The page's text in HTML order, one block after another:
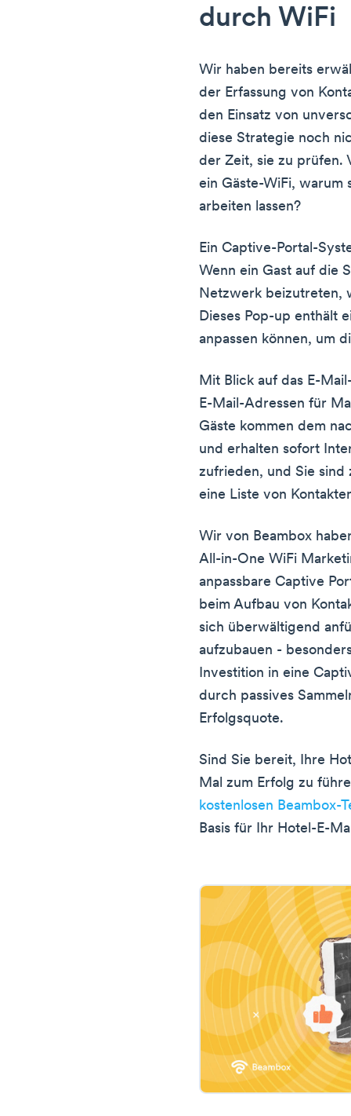
durch WiFi
Wir haben bereits
der Erfassung von
den Einsatz von
diese Strategie noch
der Zeit, sie zu prüfen.
ein Gäste-WiFi, warum
arbeiten lassen?
Ein Captive-Portal-
Wenn ein Gast auf die
Netzwerk beizutreten,
Dieses Pop-up enthält
anpassen können, um
Mit Blick auf das E-
E-Mail-Adressen für
Gäste kommen dem
und erhalten sofort
zufrieden, und Sie sind
eine Liste von
Wir von Beambox
All-in-One WiFi
anpassbare Captive
beim Aufbau von
sich überwältigend
aufzubauen -
Investition in eine
durch passives
Erfolgsquote.
Sind Sie bereit, Ihre
Mal zum Erfolg zu
kostenlosen Beambox-
Basis für Ihr Hotel-E-